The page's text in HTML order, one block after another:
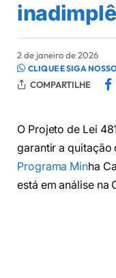
2 de janeiro de 2026
CLIQUE E SIGA
COMPARTILHE
O Projeto de Lei
garantir a
Programa Minha
está em análise na